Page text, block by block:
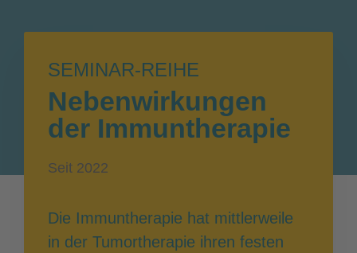
SEMINAR-REIHE
Nebenwirkungen
der Immuntherapie
Seit 2022
Die Immuntherapie hat mittlerweile
in der Tumortherapie ihren festen